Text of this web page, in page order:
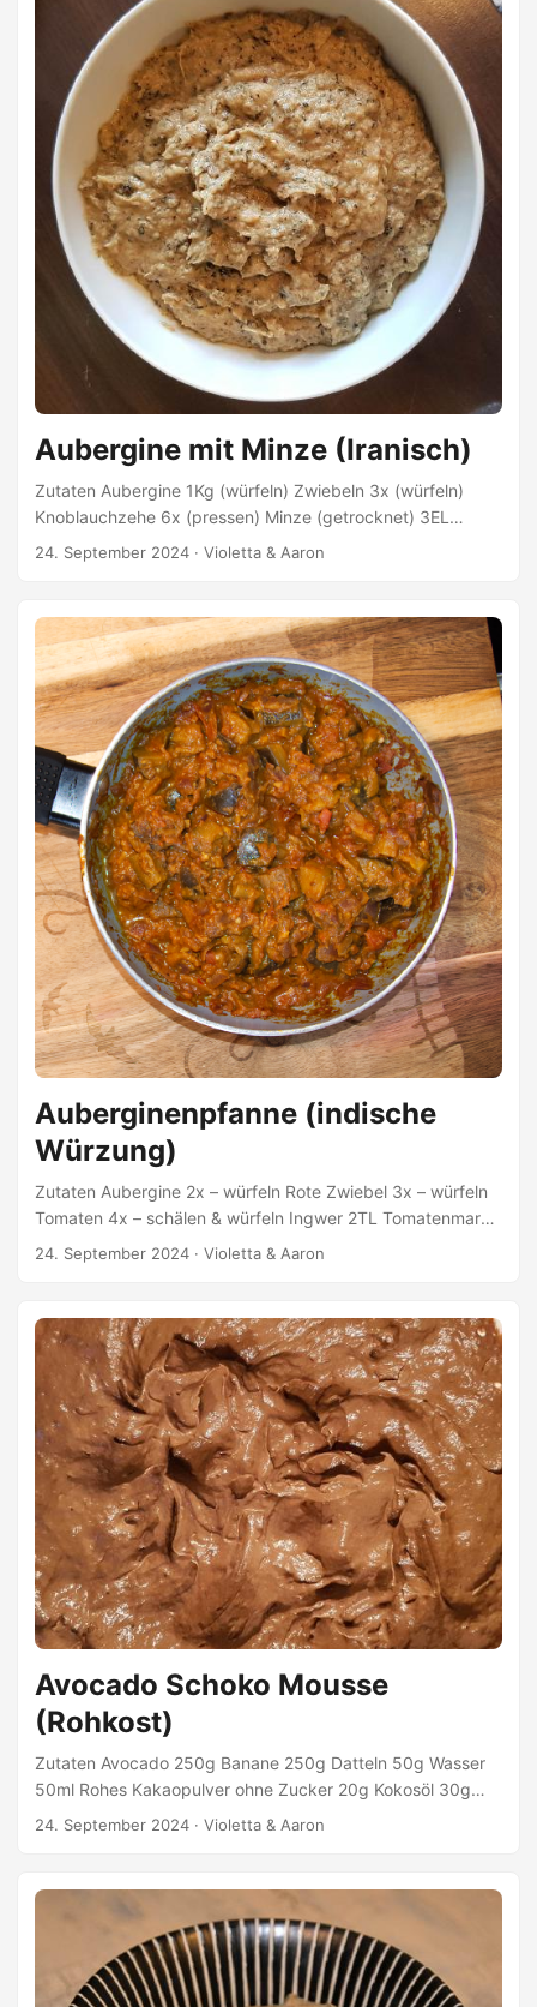
Kurkumapulver dazu geben und kurz mit anbraten. ...
Aubergine mit Minze (Iranisch)
Zutaten Aubergine 1Kg (würfeln) Zwiebeln 3x (würfeln)
Knoblauchzehe 6x (pressen) Minze (getrocknet) 3EL
(zerkleinern) Olivenöl Himalayasalz Zubereitung
Zwiebeln in Olivenöl leicht braun anbraten. Knoblauch &
getrocknete Minze zu den Zwiebeln geben und kurz mit
anbraten. Alle Zutaten mit einem Pürierstab fein pürieren.
Mit Himalayasalz abschmecken. Kein Pfeffer. Info Ich
verwende die Auberginensorte: Violetta di Firenze.
24. September 2024 · Violetta & Aaron
Auberginenpfanne (indische
Würzung)
Zutaten Aubergine 2x – würfeln Rote Zwiebel 3x – würfeln
Tomaten 4x – schälen & würfeln Ingwer 2TL Tomatenmark
1EL Dattelmus 1-2EL Garam Masala 2TL Kurkuma Pulver
Zubereitung Aubergine & Zwiebel in Olivenöl leicht braun
anbraten. Tomaten dazu geben und solange mit anbraten,
bis die hälfte der Tomaten sich aufgelöst haben.
Tomatenmark, Ingwer, Garam Masala, Kurkuma Pulver,
Kreuszkümmel, Chiliflocken & Pfeffer dazu geben und kurz
mit anbraten bzw. bis die Gewürze anfangen zu duften. ...
24. September 2024 · Violetta & Aaron
Avocado Schoko Mousse
(Rohkost)
Zutaten Avocado 250g Banane 250g Datteln 50g Wasser
50ml Rohes Kakaopulver ohne Zucker 20g Kokosöl 30g
(verflüssigen) Zubereitung Datteln und Wasser mit einem
kalt stellen.
24. September 2024 · Violetta & Aaron